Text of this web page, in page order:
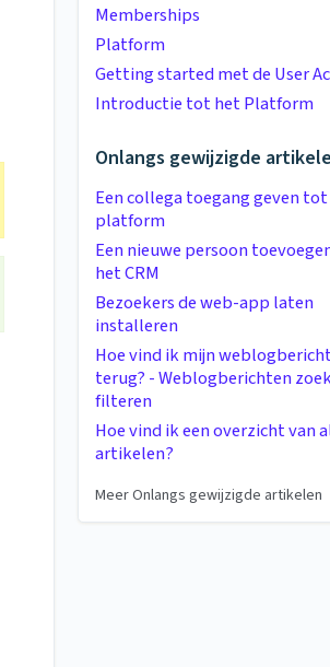
Memberships
Platform
Getting started met de User
Introductie tot het Platform
Onlangs gewijzigde
Een collega toegang geven
platform
Een nieuwe persoon
het CRM
Bezoekers de web-app laten
installeren
Hoe vind ik mijn
terug? - Weblogberichten
filteren
Hoe vind ik een overzicht van
artikelen?
Meer Onlangs gewijzigde artikelen